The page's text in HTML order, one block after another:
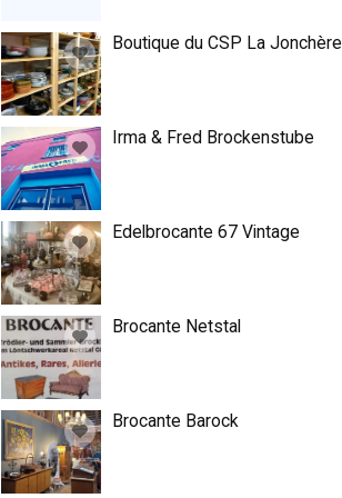
Boutique du CSP La Jonchère
Irma & Fred Brockenstube
Edelbrocante 67 Vintage
Brocante Netstal
Brocante Barock